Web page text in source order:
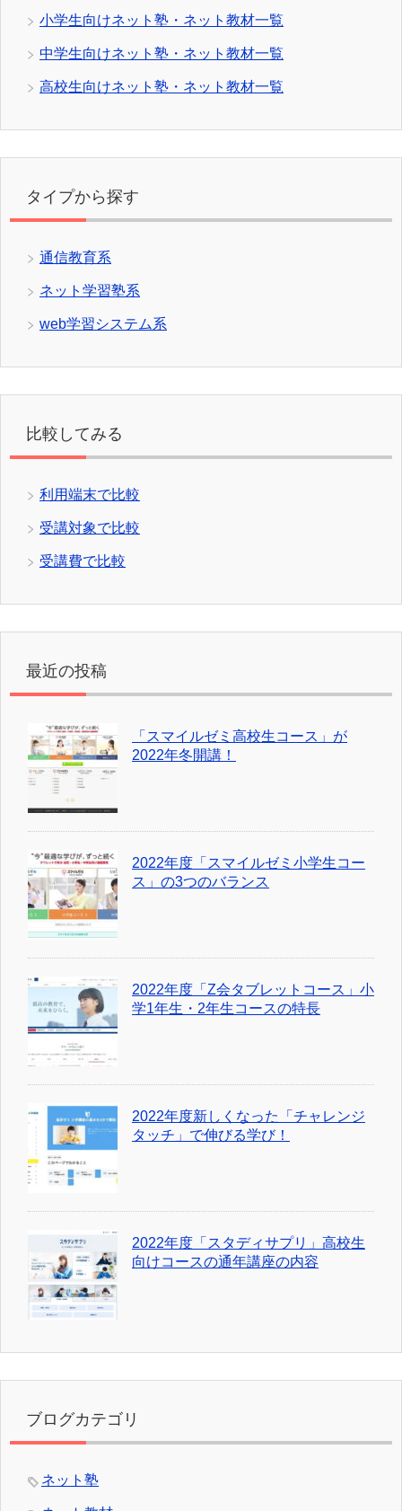
小学生向けネット塾・ネット教材一覧
中学生向けネット塾・ネット教材一覧
高校生向けネット塾・ネット教材一覧
タイプから探す
通信教育系
ネット学習塾系
web学習システム系
比較してみる
利用端末で比較
受講対象で比較
受講費で比較
最近の投稿
「スマイルゼミ高校生コース」が
2022年冬開講！
2022年度「スマイルゼミ小学生コー
ス」の3つのバランス
2022年度「Z会タブレットコース」小
学1年生・2年生コースの特長
2022年度新しくなった「チャレンジ
タッチ」で伸びる学び！
2022年度「スタディサプリ」高校生
向けコースの通年講座の内容
ブログカテゴリ
ネット塾